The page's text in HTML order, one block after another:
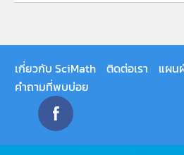
เกี่ยวกับ SciMath ติดต่อเรา
แผน
คำถามที่พบบ่อย